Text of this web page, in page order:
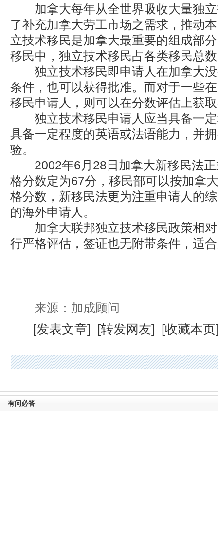
加拿大每年从全世界吸收大量独立
了补充加拿大劳工市场之需求，推动
立技术移民是加拿大最重要的组成部
移民中，独立技术移民占各类移民总
独立技术移民即申请人在加拿大没
条件，也可以获得批准。而对于一些
移民申请人，则可以在分数评估上获
独立技术移民申请人应当具备一定
具备一定程度的英语或法语能力，并
验。
2002年6月28日加拿大新移民法正
格分数定为67分，移民部可以按加拿
格分数，新移民法更为注重申请人的
的海外申请人。
加拿大联邦独立技术移民政策相对
行严格评估，签证也无附带条件，适
来源：加成顾问
[发表文章] [转发网友] [收藏本页
有问必答